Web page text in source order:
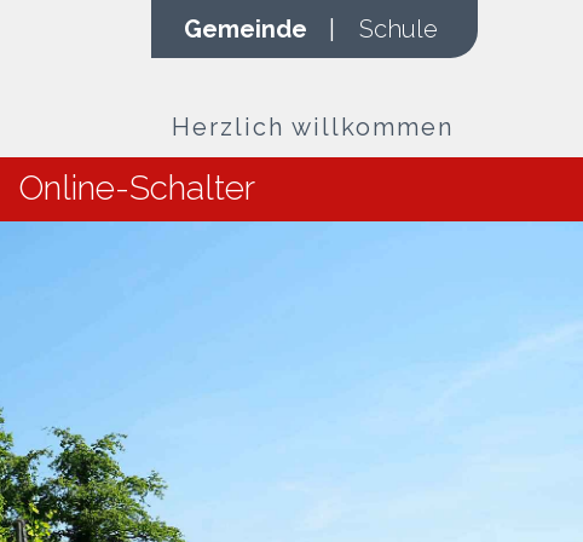
Gemeinde Schule
Herzlich willkommen
Online-Schalter